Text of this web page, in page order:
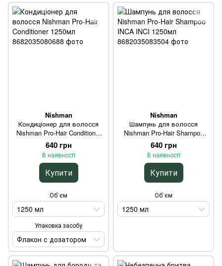
Nishman
Кондиціонер для волосся
Nishman Pro-Hair Conditioner
1250мл
640 грн
В наявності
Купити
Об`єм
1250 мл
Упаковка засобу
Флакон с дозатором
Nishman
Шампунь для волосся
Nishman Pro-Hair Shampoo
INCA INCI 1250мл
640 грн
В наявності
Купити
Об`єм
1250 мл